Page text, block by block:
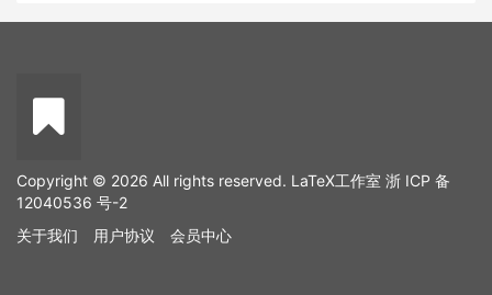
Copyright © 2026 All rights reserved. LaTeX工作室 浙 ICP 备
12040536 号-2
关于我们
用户协议 会员中心